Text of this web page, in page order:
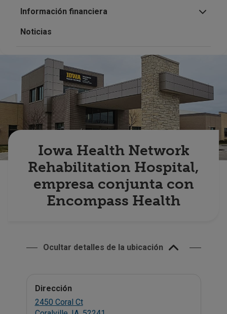
Inversores
Empleos
Pagar mi factura
Información financiera
Noticias
Iowa Health Network
Rehabilitation Hospital,
empresa conjunta con
Encompass Health
Ocultar detalles de la ubicación
Dirección
2450 Coral Ct